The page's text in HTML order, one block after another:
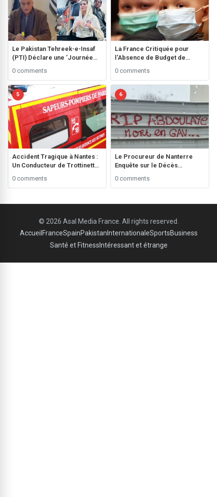
Le Pakistan Tehreek-e-Insaf
(PTI) Déclare une ‘Journée
Générales ###
0 comments
La France Critiquée pour
l’Absence de Budget de
Enfants**
0 comments
5
Accident Tragique à Nantes :
Un Conducteur de Trottinette
0 comments
6
Le Procureur de Nanterre
Enquête sur le Décès
Commissariat de Bagneux
0 comments
© 2026 Asal Media France. All rights reserved.
Accueil FranceSpainPakistan InternationaleSportsBusiness
Santé et Fitness Intéressant et étrange